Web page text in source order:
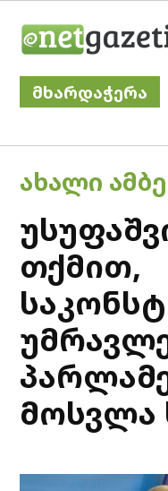
მხარდაჭერა
POSTED
IN
ᲐᲮᲐᲚᲘ
თქმით,
მოსვლა